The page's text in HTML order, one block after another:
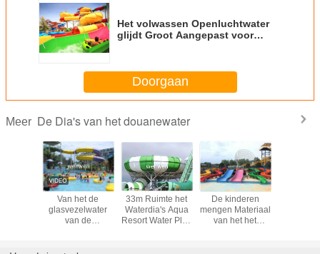
Het volwassen Openluchtwater
glijdt Groot Aangepast voor
Doorgaan
Meer De Dia's van het douanewater
Van het de
glasvezelwater
van de
33m Ruimte het
Waterdia's Aqua
Resort Water Play
De kinderen
mengen Materiaal
van het het